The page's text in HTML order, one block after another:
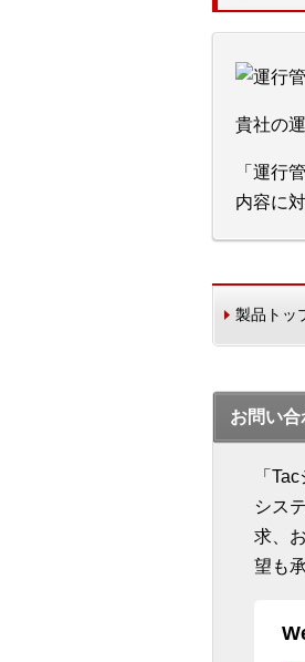
貴社の
「運行
内容に
製品トッ
お問い
「
シス
求、
望も